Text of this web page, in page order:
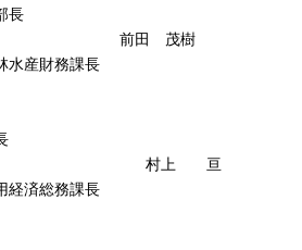
茂樹
財務課長
亘
総務課長